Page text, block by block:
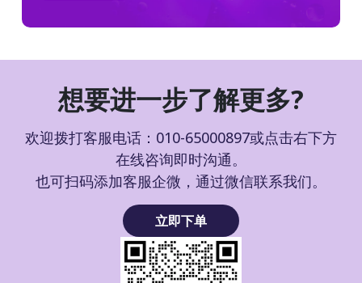
想要进一步了解更多?
欢迎拨打客服电话：010-65000897或点击右下方
在线咨询即时沟通。
也可扫码添加客服企微，通过微信联系我们。
立即下单